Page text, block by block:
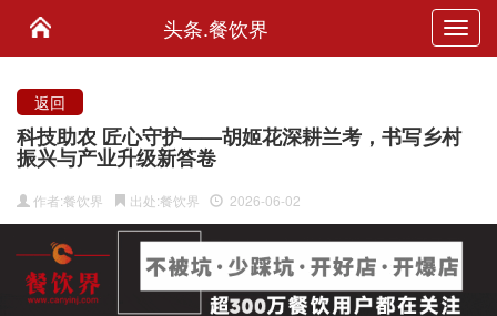
头条.餐饮界
返回
科技助农 匠心守护——胡姬花深耕兰考，书写乡村
振兴与产业升级新答卷
作者:餐饮界 出处:餐饮界 2026-06-02